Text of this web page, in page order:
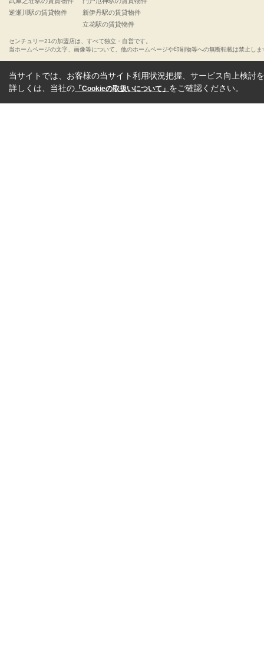
逆瀬川駅の賃貸物件
新伊丹駅の賃貸物件
立花駅の賃貸物件
センチュリー21の加盟店は、すべて独立・自営です。
当ホームページの文字、画像等について、他のホームページや印刷物等への無断転載は禁止しま
当サイトでは、お客様の当サイト利用状況把握、サービス向上検討
詳しくは、当社の 「Cookieの取扱いについて」 をご確認ください。